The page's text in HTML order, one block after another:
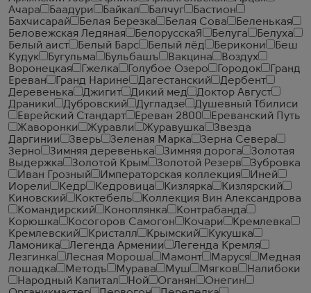
Ачара
Баадури Байкал Балчуг
Бастион
Бахчисарай
Белая Березка Белая Сова
Беленькая
Беловежская Ледяная
БелорусскаЯ Белуга
Белуха
Белый аист
Белый Барс Белый лёд Берикони
Беш
Кудук
Бугульма Бульбашъ Вакцина
Воздух
Воронецкая
Гжелка Голубое Озеро Городок
Гранд
Ереван
Гранд Нарине Дагестанский
Дербент
Деревенька
Джигит Дикий мед
Доктор Август
Драники
Дубровский Дугладзе
Душевный Тбилиси
Еврейский Стандарт
Ереван 2800
Ереванский Путь
Жаворонки
Журавли Журавушка
Звезда
Даргинии
Зверь Зеленая Марка
Зерна Севера
Зерно
Зимняя деревенька Зимняя дорога
Золотая
Выдержка
Золотой Крым Золотой Резерв
Зубровка
Иван Грозный
Императорская коллекция
Иней
Иорели
Кедр Кедровица Кизлярка
Кизлярский
Киновский
Коктебель
Коллекция Вин Александрова
Командирский
Коноплянка
Контрабанда
Корюшка
Косогоров Самогон Кочари
Кремлевка
Кремлевский
Кристалл Крымский
Кукушка
Ламоника
Легенда Армении
Легенда Кремля
Лезгинка
Лесная Мороша Мамонт Маруся
Медная
лошадка
Методъ Мурава Муш Мягков
Налибоки
Народный Капитал
Ной Оганян
Онегин